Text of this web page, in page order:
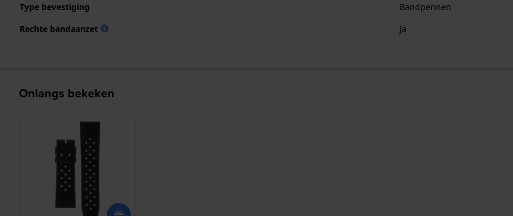
Type bevestiging
Bandpennen
Rechte bandaanzet
Ja
Onlangs bekeken